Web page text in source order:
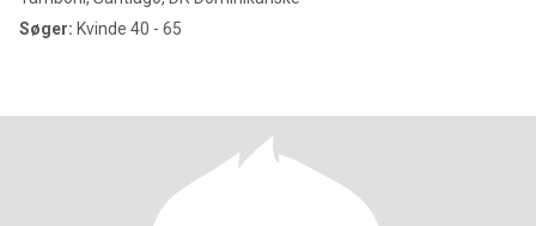
Søger: Kvinde 40 - 65